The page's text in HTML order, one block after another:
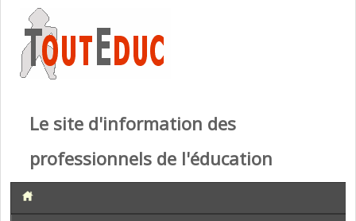
Le site d'information des
professionnels de l'éducation